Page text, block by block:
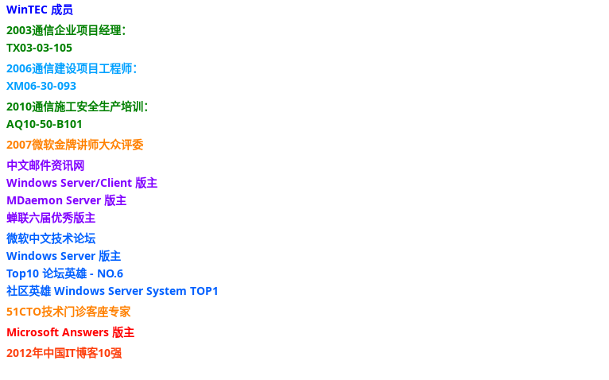
WinTEC 成员
2003通信企业项目经理：
TX03-03-105
2006通信建设项目工程师：
XM06-30-093
2010通信施工安全生产培训：
AQ10-50-B101
2007微软金牌讲师大众评委
中文邮件资讯网
Windows Server/Client 版主
MDaemon Server 版主
蝉联六届优秀版主
微软中文技术论坛
Windows Server 版主
Top10 论坛英雄 - NO.6
社区英雄 Windows Server System TOP1
51CTO技术门诊客座专家
Microsoft Answers 版主
2012年中国IT博客10强